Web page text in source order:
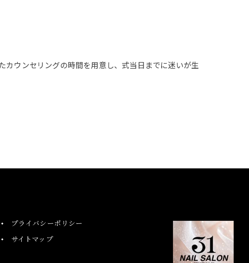
カウンセリングの時間を用意し、式当日までに迷いが生
プライバシーポリシー
サイトマップ